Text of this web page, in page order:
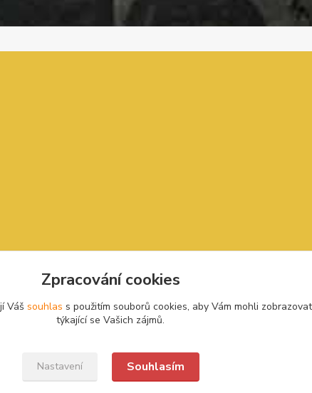
Zpracování cookies
Váš souhlas s použitím souborů cookies, aby Vám mohli
týkající se Vašich zájmů.
Nastavení Souhlasím